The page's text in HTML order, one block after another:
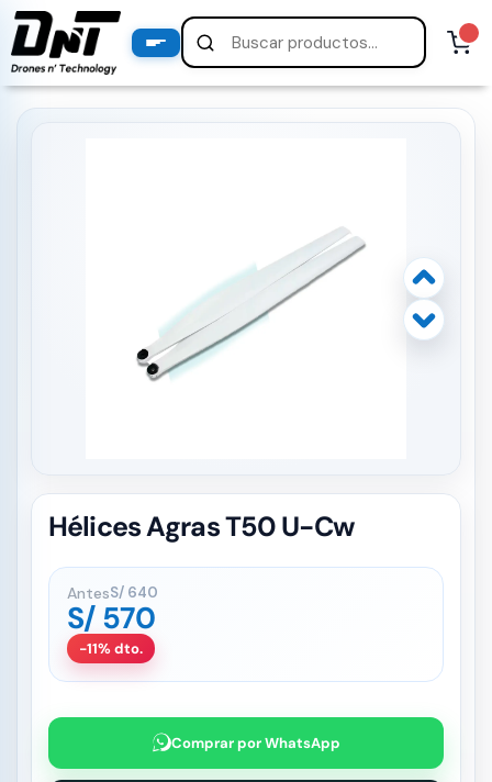
Hélices Agras T50 U-Cw
AntesS/ 640
S/ 570
-11% dto.
Comprar por WhatsApp
PRODUCTOS
productos destacados